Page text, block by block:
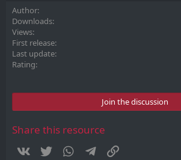
Author
Downloads
Views
First release
Last update
Rating
Join the discussion
Share this resource
Vkontakte
Twitter WhatsAppTelegram